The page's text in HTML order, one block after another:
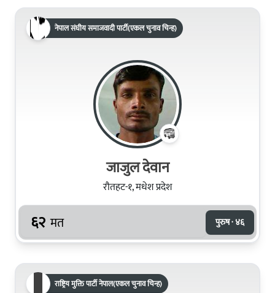
नेपाल संघीय समाजवादी पार्टी(एकल चुनाव चिन्ह)
जाजुल देवान
रौतहट-१, मधेश प्रदेश
६२ मत पुरुष · ४६
राष्ट्रिय मुक्ति पार्टी नेपाल(एकल चुनाव चिन्ह)